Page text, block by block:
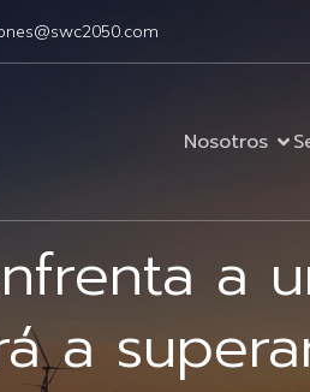
Nosotros
a
a